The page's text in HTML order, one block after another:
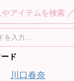
アイテムを検索 ／
ド
川口春奈